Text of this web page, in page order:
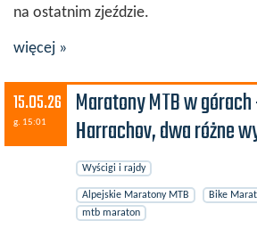
na ostatnim zjeździe.
więcej »
15.05.26
g. 15:01
Maratony MTB w
Harrachov, dwa różne
Wyścigi i rajdy
Alpejskie Maratony MTB
Bike
mtb maraton